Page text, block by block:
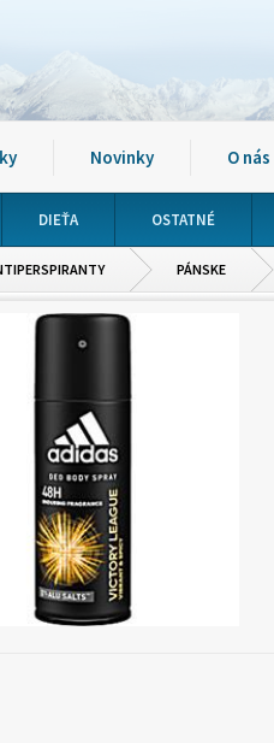
Novinky O nás
DIEŤA OSTATNÉ
PÁNSKE